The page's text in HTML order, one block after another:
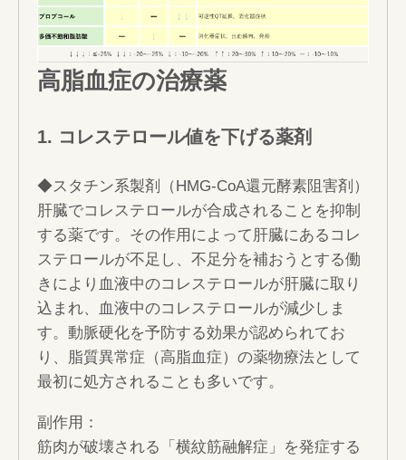
高脂血症の治療薬
1. コレステロール値を下げる薬剤
◆スタチン系製剤（HMG-CoA還元酵素阻害剤）
肝臓でコレステロールが合成されることを抑制
する薬です。その作用によって肝臓にあるコレ
ステロールが不足し、不足分を補おうとする働
きにより血液中のコレステロールが肝臓に取り
込まれ、血液中のコレステロールが減少しま
す。動脈硬化を予防する効果が認められてお
り、脂質異常症（高脂血症）の薬物療法として
最初に処方されることも多いです。
副作用：
筋肉が破壊される「横紋筋融解症」を発症する